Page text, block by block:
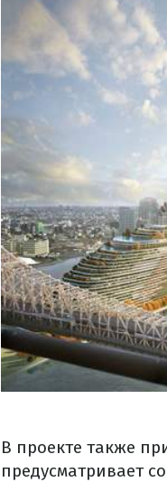
В проекте также
предусматривает